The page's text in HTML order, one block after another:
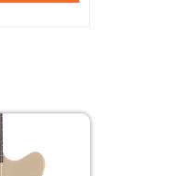
nhạc.